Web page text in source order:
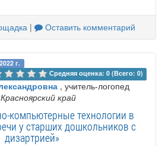
| Оставить комментарий
г.
Средняя оценка: 0 (Всего: 0)
, учитель-логопед
край
компьютерные технологии в
у старших дошкольников с
дизартрией»